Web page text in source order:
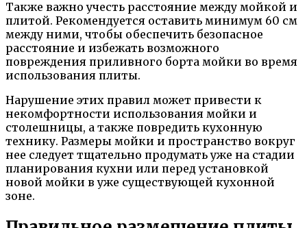
Также важно учесть расстояние между мойкой и
плитой. Рекомендуется оставить минимум 60 см
между ними, чтобы обеспечить безопасное
расстояние и избежать возможного
повреждения приливного борта мойки во время
использования плиты.
Нарушение этих правил может привести к
некомфортности использования мойки и
столешницы, а также повредить кухонную
технику. Размеры мойки и пространство вокруг
нее следует тщательно продумать уже на стадии
планирования кухни или перед установкой
новой мойки в уже существующей кухонной
зоне.